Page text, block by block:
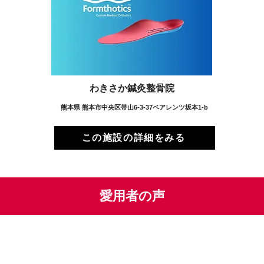
わきさか鍼灸整骨院
熊本県 熊本市中央区帯山6-3-37ペアレンツ坂本1-b
この施設の詳細をみる
愛用者の声